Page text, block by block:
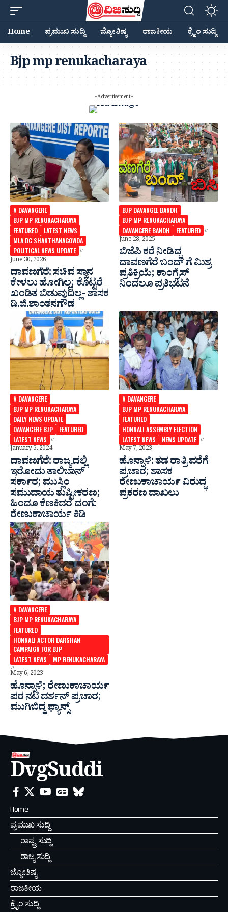
Home ಪ್ರಮುಖ ಸುದ್ದಿ ಜ್ಯೋತಿಷ್ಯ ರಾಜಕೀಯ ಕ್ರೈಂ ಸುದ್ದಿ
Bjp mp renukacharaya
- Advertisement -
# DAVANGERE
BJP MP RENUKACHARAYA
FEATURED
LATEST NEWS
MLA DG SHANTHANAGOWDA
POLITICAL NEWS UPDATE
June 30, 2026
ದಾವಣಗೆರೆ: ಸಚಿವ ಸ್ಥಾನ
ಕೇಳಲು ಹೋಗಿಲ್ಲ; ಕೊಟ್ಟರೆ
ಖಂಡಿತ ಬಿಡುವುದಿಲ್ಲ- ಶಾಸಕ
ಡಿ.ಜಿ.ಶಾಂತನಗೌಡ
BJP DAVANGEE BANDH
BJP MP RENUKACHARAYA
DAVANGERE BANDH
FEATURED
June 28, 2025
ಬಿಜೆಪಿ ಕರೆ ನೀಡಿದ್ದ
ದಾವಣಗೆರೆ ಬಂದ್ ಗೆ ಮಿಶ್ರ‌
ಪ್ರತಿಕ್ರಿಯೆ; ಕಾಂಗ್ರೆಸ್
ನಿಂದಲೂ ಪ್ರತಿಭಟನೆ
# DAVANGERE
BJP MP RENUKACHARAYA
DAILY NEWS UPDATE
DAVANGERE BJP
FEATURED
LATEST NEWS
January 5, 2024
ದಾವಣಗೆರೆ: ರಾಜ್ಯದಲ್ಲಿ
ಇರೋದು ತಾಲಿಬಾನ್
ಸರ್ಕಾರ; ಮುಸ್ಲಿಂ
ಸಮುದಾಯ ತುಷ್ಟೀಕರಣ;
ಹಿಂದೂ ಕೆಣಕಿದರೆ ದಂಗೆ:
ರೇಣುಕಾಚಾರ್ಯ ಕಿಡಿ
# DAVANGERE
BJP MP RENUKACHARAYA
FEATURED
HONNALI ASSEMBLY ELECTION
LATEST NEWS
NEWS UPDATE
May 7, 2023
ಹೊನ್ನಾಳಿ: ತಡ ರಾತ್ರಿ ವರೆಗೆ
ಪ್ರಚಾರ; ಶಾಸಕ
ರೇಣುಕಾಚಾರ್ಯ ವಿರುದ್ಧ
ಪ್ರಕರಣ ದಾಖಲು
# DAVANGERE
BJP MP RENUKACHARAYA
FEATURED
HONNALI ACTOR DARSHAN
CAMPAIGN FOR BJP
LATEST NEWS
MP RENUKACHARAYA
May 6, 2023
ಹೊನ್ನಾಳಿ; ರೇಣುಕಾಚಾರ್ಯ
ಪರ ನಟ ದರ್ಶನ್ ಪ್ರಚಾರ;
ಮುಗಿಬಿದ್ದ ಫ್ಯಾನ್ಸ್
DvgSuddi
Home
ಪ್ರಮುಖ ಸುದ್ದಿ
ರಾಷ್ಟ್ರ ಸುದ್ದಿ
ರಾಜ್ಯ ಸುದ್ದಿ
ಜ್ಯೋತಿಷ್ಯ
ರಾಜಕೀಯ
ಕ್ರೈಂ ಸುದ್ದಿ